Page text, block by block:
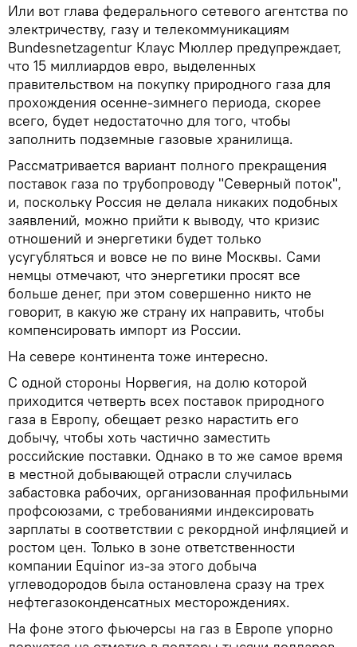
Или вот глава федерального сетевого агентства по
электричеству, газу и телекоммуникациям
Bundesnetzagentur Клаус Мюллер предупреждает,
что 15 миллиардов евро, выделенных
правительством на покупку природного газа для
прохождения осенне-зимнего периода, скорее
всего, будет недостаточно для того, чтобы
заполнить подземные газовые хранилища.
Рассматривается вариант полного прекращения
поставок газа по трубопроводу "Северный поток",
и, поскольку Россия не делала никаких подобных
заявлений, можно прийти к выводу, что кризис
отношений и энергетики будет только
усугубляться и вовсе не по вине Москвы. Сами
немцы отмечают, что энергетики просят все
больше денег, при этом совершенно никто не
говорит, в какую же страну их направить, чтобы
компенсировать импорт из России.
На севере континента тоже интересно.
С одной стороны Норвегия, на долю которой
приходится четверть всех поставок природного
газа в Европу, обещает резко нарастить его
добычу, чтобы хоть частично заместить
российские поставки. Однако в то же самое время
в местной добывающей отрасли случилась
забастовка рабочих, организованная профильными
профсоюзами, с требованиями индексировать
зарплаты в соответствии с рекордной инфляцией и
ростом цен. Только в зоне ответственности
компании Equinor из-за этого добыча
углеводородов была остановлена сразу на трех
нефтегазоконденсатных месторождениях.
На фоне этого фьючерсы на газ в Европе упорно